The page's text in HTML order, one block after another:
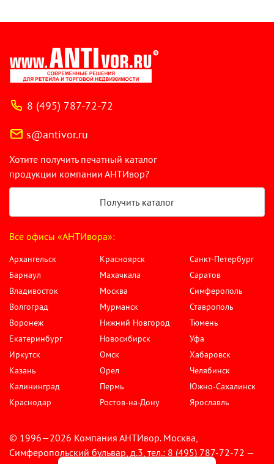
8 (495) 787-72-72
s@antivor.ru
Хотите получить печатный каталог
продукции компании АНТИвор?
Получить каталог
Все офисы «АНТИвора»:
Архангельск
Барнаул
Владивосток
Волгоград
Воронеж
Екатеринбург
Иркутск
Казань
Калининград
Краснодар
Красноярск
Махачкала
Москва
Мурманск
Нижний Новгород
Новосибирск
Омск
Орел
Пермь
Ростов-на-Дону
Санкт-Петербург
Саратов
Симферополь
Ставрополь
Тюмень
Уфа
Хабаровск
Челябинск
Южно-Сахалинск
Ярославль
© 1996—2026 Компания АНТИвор. Москва,
Симферопольский бульвар, д.3, тел.: 8 (495) 787-72-72 —